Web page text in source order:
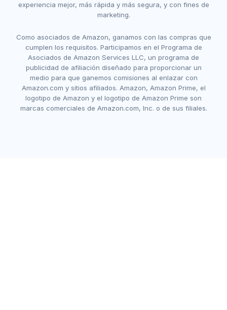
experiencia mejor, más rápida y más segura, y con fines de
marketing.
Como asociados de Amazon, ganamos con las compras que
cumplen los requisitos. Participamos en el Programa de
Asociados de Amazon Services LLC, un programa de
publicidad de afiliación diseñado para proporcionar un
medio para que ganemos comisiones al enlazar con
Amazon.com y sitios afiliados. Amazon, Amazon Prime, el
logotipo de Amazon y el logotipo de Amazon Prime son
marcas comerciales de Amazon.com, Inc. o de sus filiales.